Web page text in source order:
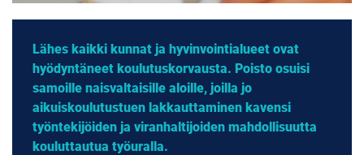
Lähes kaikki kunnat ja hyvinvointialueet ovat
hyödyntäneet koulutuskorvausta. Poisto osuisi
samoille naisvaltaisille aloille, joilla jo
aikuiskoulutustuen lakkauttaminen kavensi
työntekijöiden ja viranhaltijoiden mahdollisuutta
kouluttautua työuralla.